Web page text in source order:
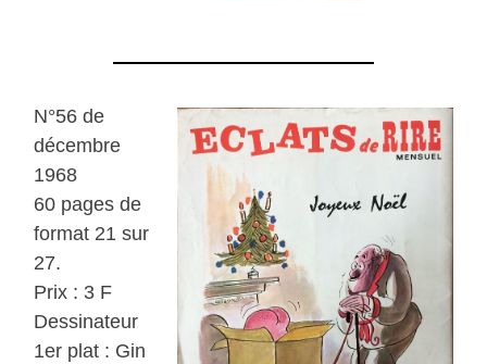
N°56 de
décembre
1968
60 pages de
format 21 sur
27.
Prix : 3 F
Dessinateur
1er plat : Gin